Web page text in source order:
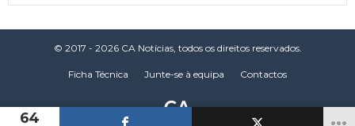
64
© 2017 - 2026 CA Notícias, todos os direitos reservados.
Ficha Técnica Junte-se à equipa Contactos